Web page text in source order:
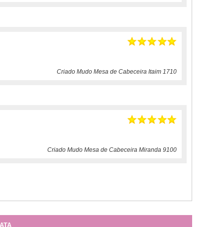
Criado Mudo Mesa de Cabeceira Itaim 1710
Criado Mudo Mesa de Cabeceira Miranda 9100